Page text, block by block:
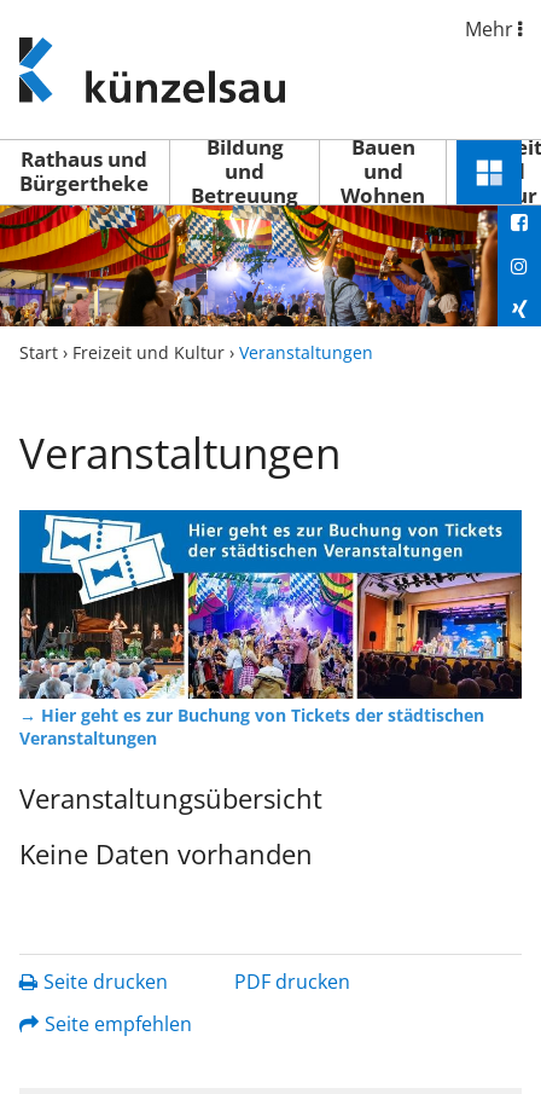
www.kuenzelsau.de
(zur
Startseite)
Mehr
Rathaus und
Bürgertheke
Bildung
und
Betreuung
Bauen
und
Wohnen
Freizeit
und
Kultur
Menü
Start › Freizeit und Kultur › Veranstaltungen
Veranstaltungen
→ Hier geht es zur Buchung von Tickets der städtischen
Veranstaltungen
Veranstaltungsübersicht
Keine Daten vorhanden
Seite drucken
PDF drucken
Seite empfehlen